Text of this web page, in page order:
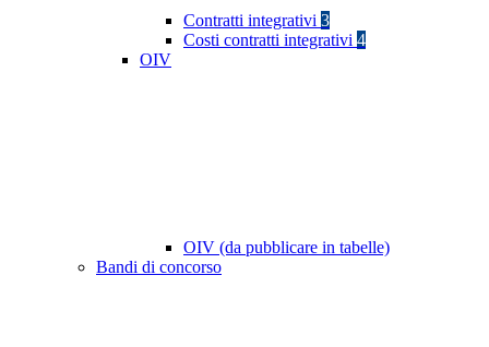
Contratti integrativi 3
Costi contratti integrativi 4
OIV
OIV (da pubblicare in tabelle)
Bandi di concorso